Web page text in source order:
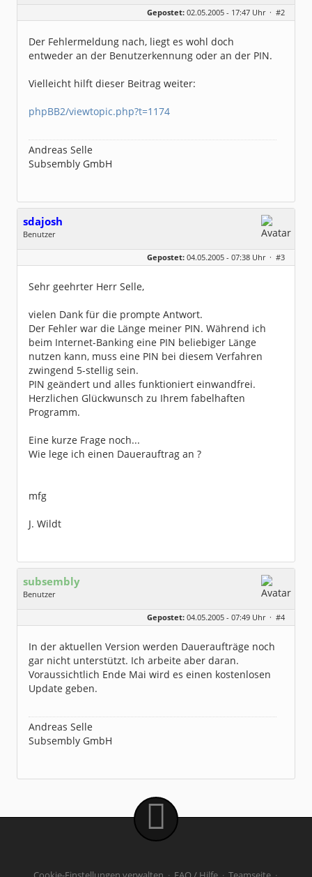
Homepage:
subsembly.com/
Dabei seit:
11 / 2004
Gepostet: 02.05.2005 - 17:47 Uhr · #2
Der Fehlermeldung nach, liegt es wohl doch
entweder an der Benutzerkennung oder an der PIN.
Vielleicht hilft dieser Beitrag weiter:
phpBB2/viewtopic.php?t=1174
Andreas Selle
Subsembly GmbH
sdajosh
Benutzer
Geschlecht:
keine Angabe
Dabei seit:
05 / 2005
Gepostet: 04.05.2005 - 07:38 Uhr · #3
Sehr geehrter Herr Selle,
vielen Dank für die prompte Antwort.
Der Fehler war die Länge meiner PIN. Während ich
beim Internet-Banking eine PIN beliebiger Länge
nutzen kann, muss eine PIN bei diesem Verfahren
zwingend 5-stellig sein.
PIN geändert und alles funktioniert einwandfrei.
Herzlichen Glückwunsch zu Ihrem fabelhaften
Programm.
Eine kurze Frage noch...
Wie lege ich einen Dauerauftrag an ?
mfg
J. Wildt
subsembly
Benutzer
Homepage:
subsembly.com/
Dabei seit:
11 / 2004
Gepostet: 04.05.2005 - 07:49 Uhr · #4
In der aktuellen Version werden Daueraufträge noch
gar nicht unterstützt. Ich arbeite aber daran.
Voraussichtlich Ende Mai wird es einen kostenlosen
Update geben.
Andreas Selle
Subsembly GmbH